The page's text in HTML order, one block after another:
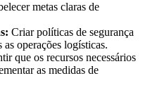
metas claras de
Criar políticas de segurança
as operações logísticas.
que os recursos necessários
as medidas de